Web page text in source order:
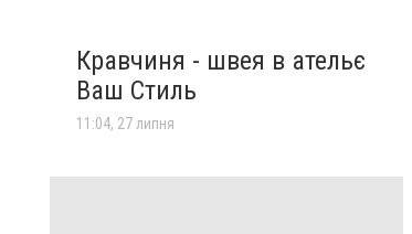
Кравчиня - швея в ательє
Ваш Стиль
11:04, 27 липня